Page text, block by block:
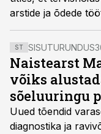
arstide ja õdede töötasu on võimalik tagada haigekassa
reservist.
ST SISUTURUNDUS
Naistearst
võiks
sõeluuringu
Uued tõendid
diagnostika ja